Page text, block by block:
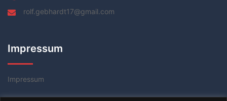
rolf.gebhardt17@gmail.com
Impressum
Impressum